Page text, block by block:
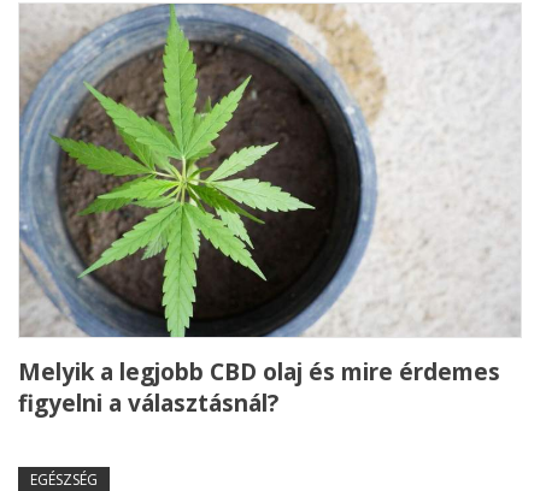
Melyik a legjobb CBD olaj és mire érdemes
figyelni a választásnál?
EGÉSZSÉG